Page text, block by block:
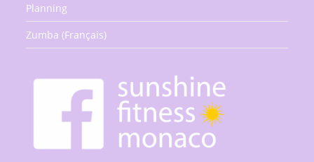
Planning
Zumba (Français)